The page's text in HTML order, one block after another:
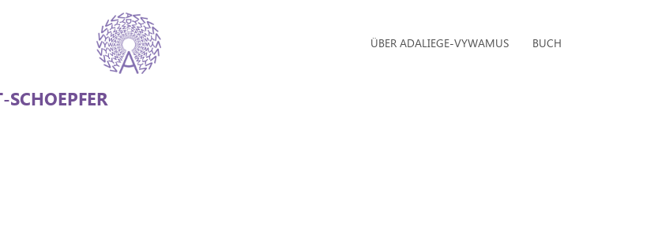
ÜBER ADALIEGE-VYWAMUS BUCH